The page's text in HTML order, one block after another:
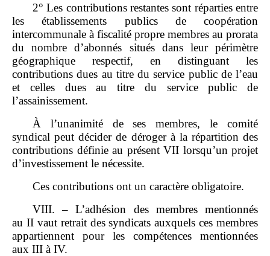
2° Les contributions restantes sont réparties entre
les établissements publics de coopération
intercommunale à fiscalité propre membres au prorata
du nombre d’abonnés situés dans leur périmètre
géographique respectif, en distinguant les
contributions dues au titre du service public de l’eau
et celles dues au titre du service public de
l’assainissement.
À l’unanimité de ses membres, le comité
syndical peut décider de déroger à la répartition des
contributions définie au présent VII lorsqu’un projet
d’investissement le nécessite.
Ces contributions ont un caractère obligatoire.
VIII. – L’adhésion des membres mentionnés
au II vaut retrait des syndicats auxquels ces membres
appartiennent pour les compétences mentionnées
aux III à IV.